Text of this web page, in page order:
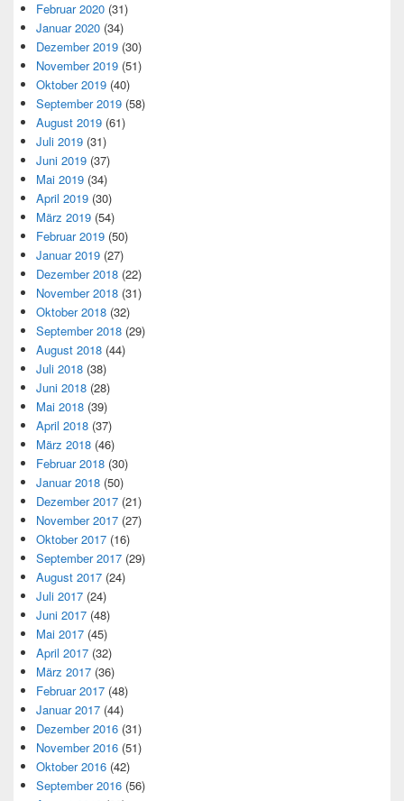
Februar 2020 (31)
Januar 2020 (34)
Dezember 2019 (30)
November 2019 (51)
Oktober 2019 (40)
September 2019 (58)
August 2019 (61)
Juli 2019 (31)
Juni 2019 (37)
Mai 2019 (34)
April 2019 (30)
März 2019 (54)
Februar 2019 (50)
Januar 2019 (27)
Dezember 2018 (22)
November 2018 (31)
Oktober 2018 (32)
September 2018 (29)
August 2018 (44)
Juli 2018 (38)
Juni 2018 (28)
Mai 2018 (39)
April 2018 (37)
März 2018 (46)
Februar 2018 (30)
Januar 2018 (50)
Dezember 2017 (21)
November 2017 (27)
Oktober 2017 (16)
September 2017 (29)
August 2017 (24)
Juli 2017 (24)
Juni 2017 (48)
Mai 2017 (45)
April 2017 (32)
März 2017 (36)
Februar 2017 (48)
Januar 2017 (44)
Dezember 2016 (31)
November 2016 (51)
Oktober 2016 (42)
September 2016 (56)